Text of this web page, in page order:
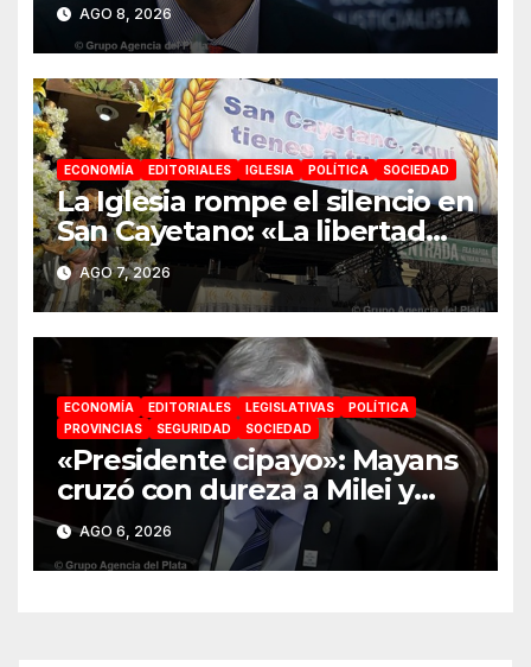
ir a la construcción de un
proyecto nacional»
AGO 8, 2026
ECONOMÍA EDITORIALES IGLESIA POLÍTICA SOCIEDAD
La Iglesia rompe el silencio en
San Cayetano: «La libertad
económica no puede ser
absoluta»
AGO 7, 2026
ECONOMÍA EDITORIALES LEGISLATIVAS
POLÍTICA
PROVINCIAS
SEGURIDAD SOCIEDAD
«Presidente cipayo»: Mayans
cruzó con dureza a Milei y
advirtió sobre un juicio
político por traición a la Patria
AGO 6, 2026